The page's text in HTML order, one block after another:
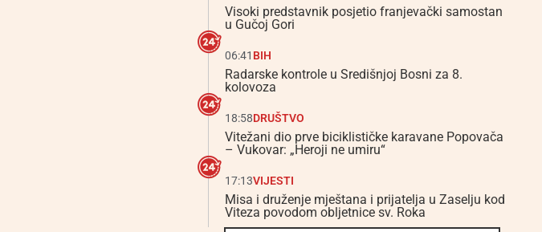
Visoki predstavnik posjetio franjevački samostan
u Gučoj Gori
06:41 BIH
Radarske kontrole u Središnjoj Bosni za 8.
kolovoza
18:58DRUŠTVO
Vitežani dio prve biciklističke karavane Popovača
– Vukovar: „Heroji ne umiru“
17:13VIJESTI
Misa i druženje mještana i prijatelja u Zaselju kod
Viteza povodom obljetnice sv. Roka